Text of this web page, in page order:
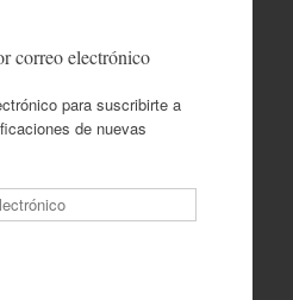
correo electrónico
para suscribirte a
de nuevas